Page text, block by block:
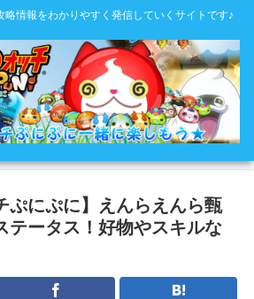
略情報をわかりやすく発信していくサイトです♪
ぷにぷに】えんらえんら甄
テータス！好物やスキルな